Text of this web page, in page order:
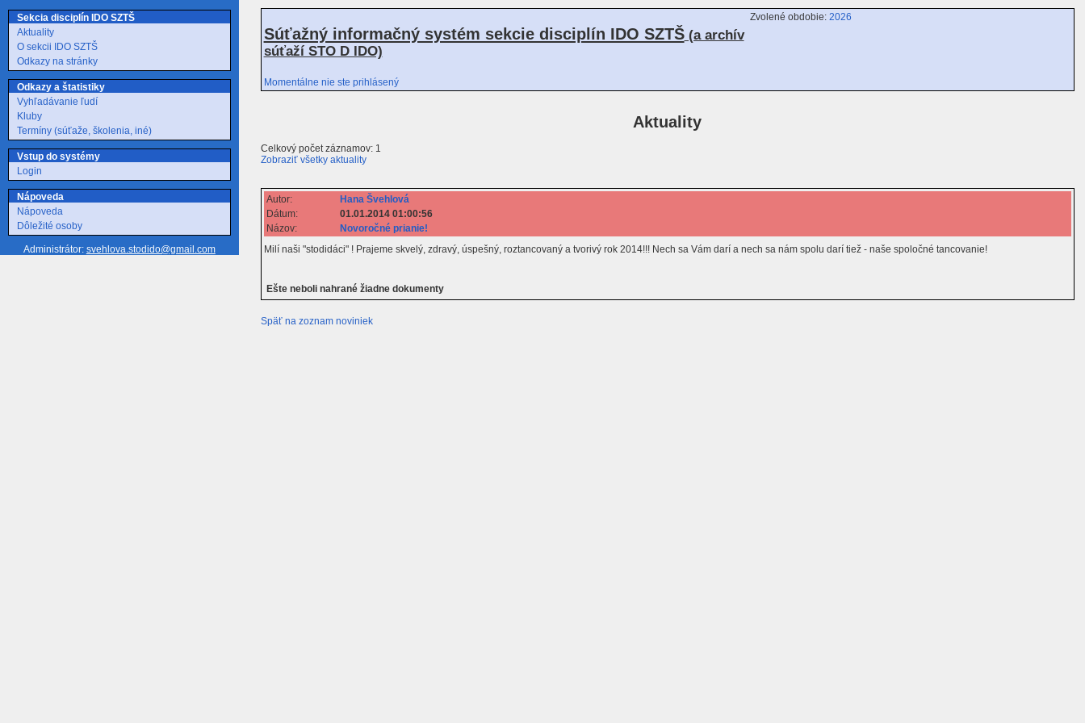
Sekcia disciplín IDO SZTŠ
Aktuality
O sekcii IDO SZTŠ
Odkazy na stránky
Odkazy a štatistiky
Vyhľadávanie ľudí
Kluby
Termíny (súťaže, školenia, iné)
Vstup do systémy
Login
Nápoveda
Nápoveda
Dôležité osoby
Administrátor: svehlova.stodido@gmail.com
Súťažný informačný systém sekcie disciplín IDO SZTŠ(a archív
súťaží STO D IDO)
Zvolené obdobie: 2026
Momentálne nie ste prihlásený
Aktuality
Celkový počet záznamov: 1
Zobraziť všetky aktuality
Autor:
Hana Švehlová
Dátum:
01.01.2014 01:00:56
Názov:
Novoročné prianie!
Milí naši "stodidáci" ! Prajeme skvelý, zdravý, úspešný, roztancovaný a tvorivý rok 2014!!! Nech sa Vám darí a nech sa nám spolu darí tiež - naše spoločné tancovanie!
Ešte neboli nahrané žiadne dokumenty
Späť na zoznam noviniek